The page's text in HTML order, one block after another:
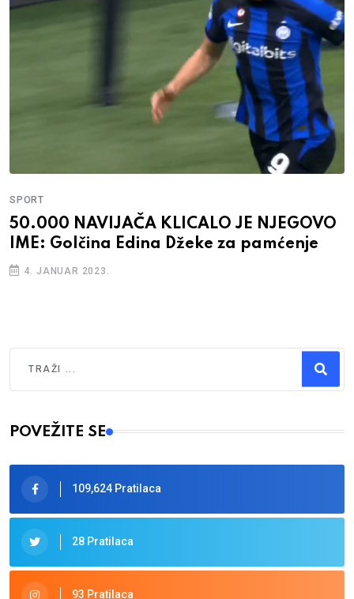
SPORT
50.000 NAVIJAČA KLICALO JE NJEGOVO
IME: Golčina Edina Džeke za pamćenje
4. JANUAR 2023.
Type 2 or more characters for results.
POVEŽITE SE
109,624 Pratilaca
28 Pratilaca
93 Pratilaca